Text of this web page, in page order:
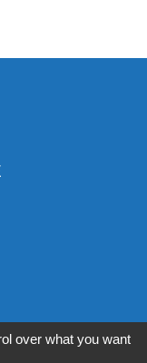
Accessibilité -
over what you want